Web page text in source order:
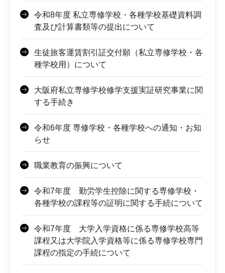
令和8年度 私立専修学校・各種学校基礎資料調
査及び計算書類等の提出について
生徒旅客運賃割引証交付願（私立専修学校・各
種学校用）について
大阪府私立専修学校修学支援実証研究事業に関
する手続き
令和6年度 専修学校・各種学校への通知・お知
らせ
職業教育の振興について
令和7年度 勤労学生控除に関する専修学校・
各種学校の課程等の証明に関する手続について
令和7年度 大学入学資格に係る専修学校高等
課程又は大学院入学資格等に係る専修学校専門
課程の指定の手続について